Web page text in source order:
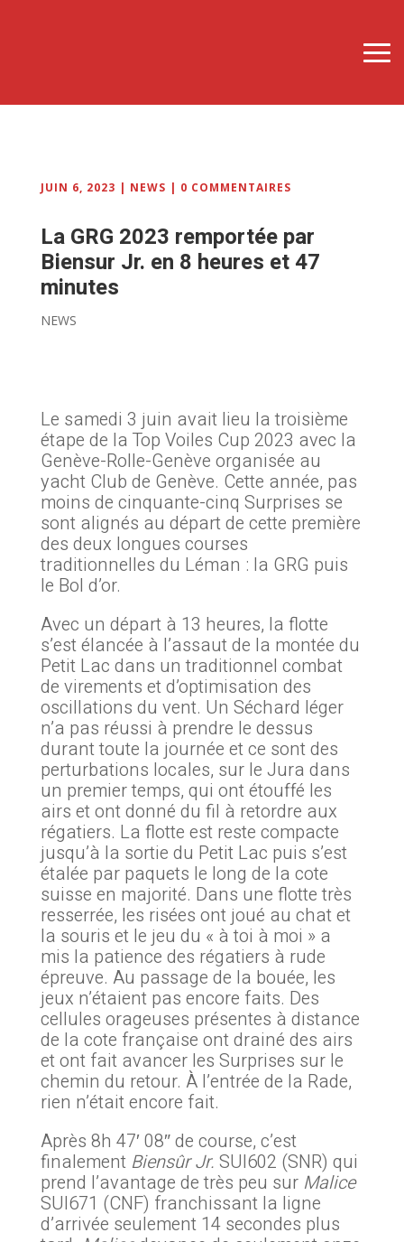
JUIN 6, 2023 | NEWS | 0 COMMENTAIRES
La GRG 2023 remportée par
Biensur Jr. en 8 heures et 47
minutes
NEWS
Le samedi 3 juin avait lieu la troisième
étape de la Top Voiles Cup 2023 avec la
Genève-Rolle-Genève organisée au
yacht Club de Genève. Cette année, pas
moins de cinquante-cinq Surprises se
sont alignés au départ de cette première
des deux longues courses
traditionnelles du Léman : la GRG puis
le Bol d’or.
Avec un départ à 13 heures, la flotte
s’est élancée à l’assaut de la montée du
Petit Lac dans un traditionnel combat
de virements et d’optimisation des
oscillations du vent. Un Séchard léger
n’a pas réussi à prendre le dessus
durant toute la journée et ce sont des
perturbations locales, sur le Jura dans
un premier temps, qui ont étouffé les
airs et ont donné du fil à retordre aux
régatiers. La flotte est reste compacte
jusqu’à la sortie du Petit Lac puis s’est
étalée par paquets le long de la cote
suisse en majorité. Dans une flotte très
resserrée, les risées ont joué au chat et
la souris et le jeu du « à toi à moi » a
mis la patience des régatiers à rude
épreuve. Au passage de la bouée, les
jeux n’étaient pas encore faits. Des
cellules orageuses présentes à distance
de la cote française ont drainé des airs
et ont fait avancer les Surprises sur le
chemin du retour. À l’entrée de la Rade,
rien n’était encore fait.
Après 8h 47′ 08″ de course, c’est
finalement Biensûr Jr. SUI602 (SNR) qui
prend l’avantage de très peu sur Malice
SUI671 (CNF) franchissant la ligne
d’arrivée seulement 14 secondes plus